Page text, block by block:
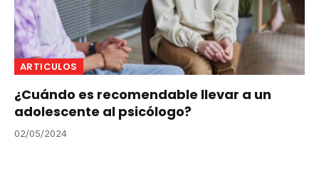
ARTICULOS
¿Cuándo es recomendable llevar a un
adolescente al psicólogo?
02/05/2024